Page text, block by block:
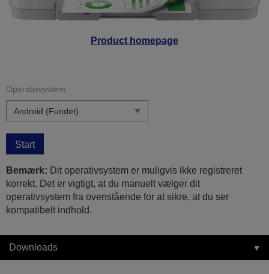
Product homepage
Operativsystem:
Start
Bemærk: Dit operativsystem er muligvis ikke registreret
korrekt. Det er vigtigt, at du manuelt vælger dit
operativsystem fra ovenstående for at sikre, at du ser
kompatibelt indhold.
Downloads